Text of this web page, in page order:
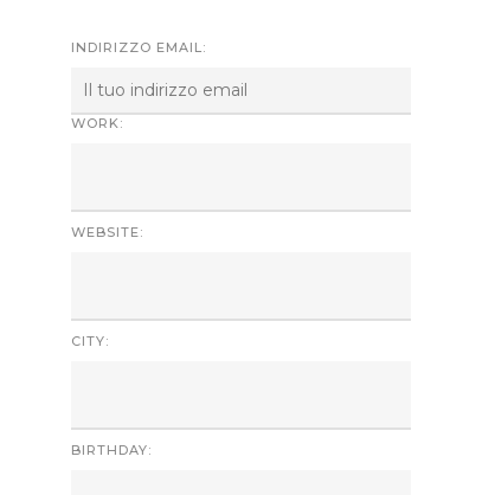
INDIRIZZO EMAIL:
WORK:
WEBSITE:
CITY:
BIRTHDAY: